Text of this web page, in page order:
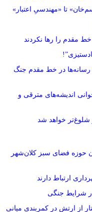
تا «مهندسیِ اعتبار»
رسانه‌ها در خط مقدم جنگ
اندیشه‌های مترقی و
شلوغ‌تر خواهد شد
حوزه فضای سبز کلان‌شهر